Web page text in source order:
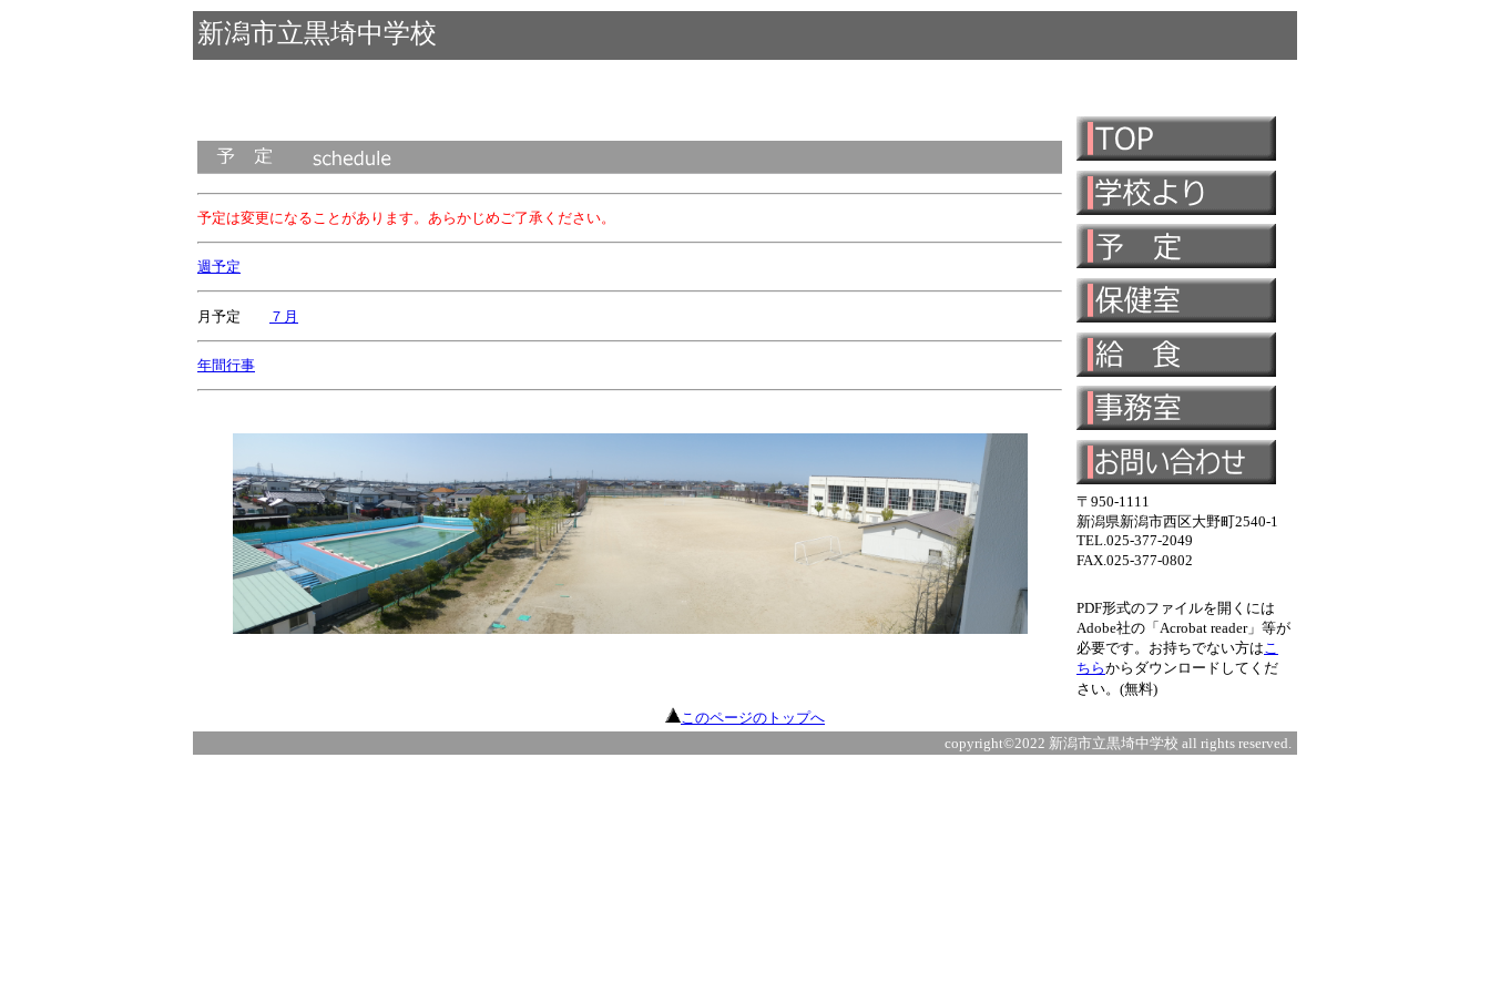
新潟市立黒埼中学校
予定は変更になることがあります。あらかじめご了承ください。
週予定
月予定 ７月
年間行事
〒950-1111
新潟県新潟市西区大野町2540-1
TEL.025-377-2049
FAX.025-377-0802
PDF形式のファイルを開くには
Adobe社の「Acrobat reader」等が
必要です。お持ちでない方はこ
ちらからダウンロードしてくだ
さい。(無料)
このページのトップへ
copyright©2022 新潟市立黒埼中学校 all rights reserved.